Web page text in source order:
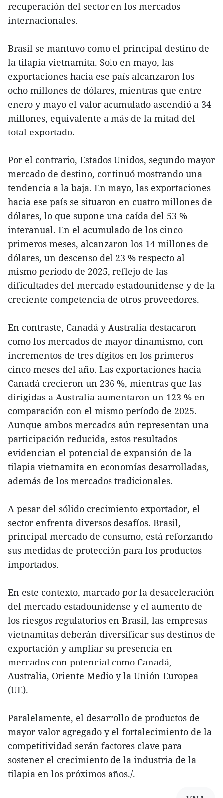
recuperación del sector en los mercados
internacionales.
Brasil se mantuvo como el principal destino de
la tilapia vietnamita. Solo en mayo, las
exportaciones hacia ese país alcanzaron los
ocho millones de dólares, mientras que entre
enero y mayo el valor acumulado ascendió a 34
millones, equivalente a más de la mitad del
total exportado.
Por el contrario, Estados Unidos, segundo mayor
mercado de destino, continuó mostrando una
tendencia a la baja. En mayo, las exportaciones
hacia ese país se situaron en cuatro millones de
dólares, lo que supone una caída del 53 %
interanual. En el acumulado de los cinco
primeros meses, alcanzaron los 14 millones de
dólares, un descenso del 23 % respecto al
mismo período de 2025, reflejo de las
dificultades del mercado estadounidense y de la
creciente competencia de otros proveedores.
En contraste, Canadá y Australia destacaron
como los mercados de mayor dinamismo, con
incrementos de tres dígitos en los primeros
cinco meses del año. Las exportaciones hacia
Canadá crecieron un 236 %, mientras que las
dirigidas a Australia aumentaron un 123 % en
comparación con el mismo período de 2025.
Aunque ambos mercados aún representan una
participación reducida, estos resultados
evidencian el potencial de expansión de la
tilapia vietnamita en economías desarrolladas,
además de los mercados tradicionales.
A pesar del sólido crecimiento exportador, el
sector enfrenta diversos desafíos. Brasil,
principal mercado de consumo, está reforzando
sus medidas de protección para los productos
importados.
En este contexto, marcado por la desaceleración
del mercado estadounidense y el aumento de
los riesgos regulatorios en Brasil, las empresas
vietnamitas deberán diversificar sus destinos de
exportación y ampliar su presencia en
mercados con potencial como Canadá,
Australia, Oriente Medio y la Unión Europea
(UE).
Paralelamente, el desarrollo de productos de
mayor valor agregado y el fortalecimiento de la
competitividad serán factores clave para
sostener el crecimiento de la industria de la
tilapia en los próximos años./.